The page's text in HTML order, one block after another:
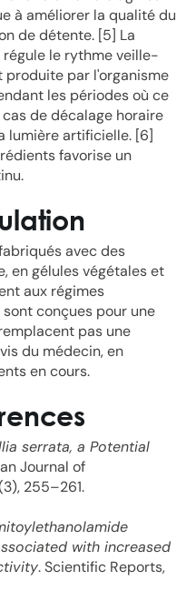
à améliorer la qualité du
de détente. [5] La
le rythme veille-
par l'organisme
les périodes où ce
de décalage horaire
lumière artificielle. [6]
favorise un
avec des
en gélules végétales et
aux régimes
conçues pour une
pas une
du médecin, en
en cours.
serrata, a Potential
Journal of
255–261.
with increased
. Scientific Reports,